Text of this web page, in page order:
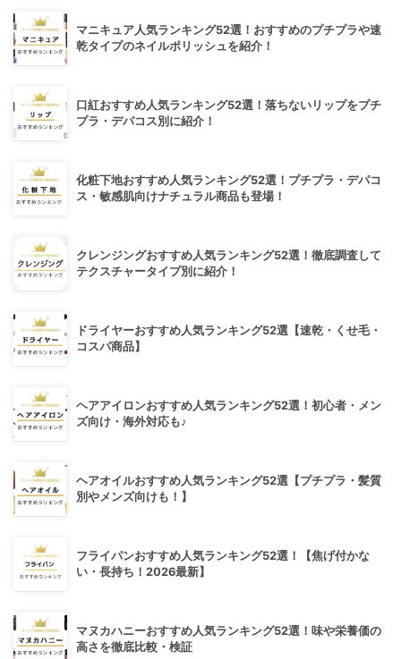
マニキュア人気ランキング52選！おすすめのプチプラや速
乾タイプのネイルポリッシュを紹介！
口紅おすすめ人気ランキング52選！落ちないリップをプチ
プラ・デパコス別に紹介！
化粧下地おすすめ人気ランキング52選！プチプラ・デパコ
ス・敏感肌向けナチュラル商品も登場！
クレンジングおすすめ人気ランキング52選！徹底調査して
テクスチャータイプ別に紹介！
ドライヤーおすすめ人気ランキング52選【速乾・くせ毛・
コスパ商品】
ヘアアイロンおすすめ人気ランキング52選！初心者・メン
ズ向け・海外対応も♪
ヘアオイルおすすめ人気ランキング52選【プチプラ・髪質
別やメンズ向けも！】
フライパンおすすめ人気ランキング52選！【焦げ付かな
い・長持ち！2026最新】
マヌカハニーおすすめ人気ランキング52選！味や栄養価の
高さを徹底比較・検証